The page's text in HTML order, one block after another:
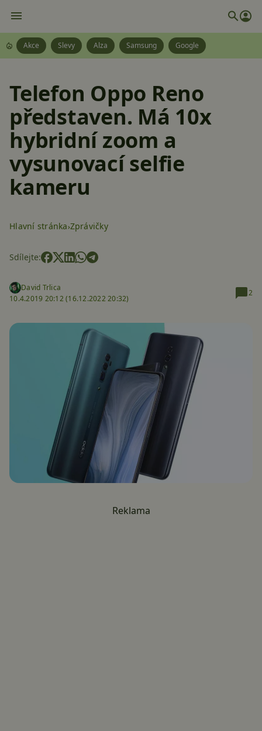
Akce Slevy Alza Samsung Google
Telefon Oppo Reno
představen. Má 10x
hybridní zoom a
vysunovací selfie
kameru
Hlavní stránka Zprávičky
Sdílejte:
David Trlica
10.4.2019 20:12 (16.12.2022 20:32)
2
Reklama